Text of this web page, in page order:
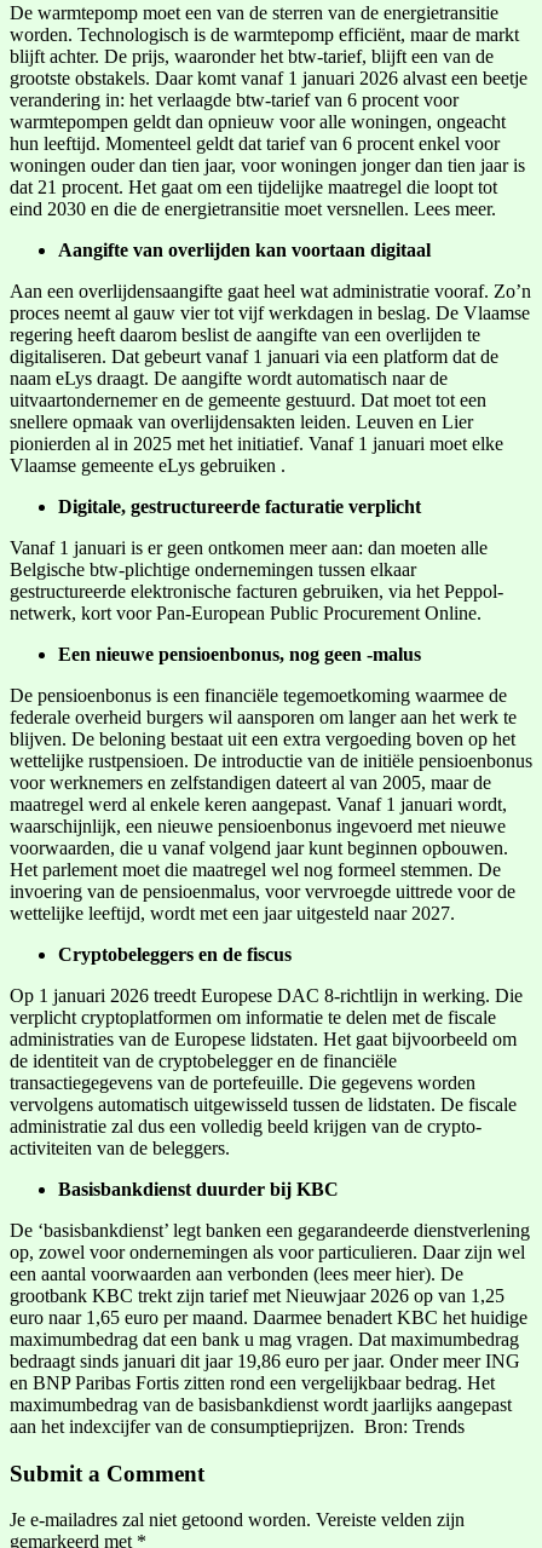
De warmtepomp moet een van de sterren van de energietransitie
worden. Technologisch is de warmtepomp efficiënt, maar de markt
blijft achter. De prijs, waaronder het btw-tarief, blijft een van de
grootste obstakels. Daar komt vanaf 1 januari 2026 alvast een beetje
verandering in: het verlaagde btw-tarief van 6 procent voor
warmtepompen geldt dan opnieuw voor alle woningen, ongeacht
hun leeftijd. Momenteel geldt dat tarief van 6 procent enkel voor
woningen ouder dan tien jaar, voor woningen jonger dan tien jaar is
dat 21 procent. Het gaat om een tijdelijke maatregel die loopt tot
eind 2030 en die de energietransitie moet versnellen. Lees meer.
Aangifte van overlijden kan voortaan digitaal
Aan een overlijdensaangifte gaat heel wat administratie vooraf. Zo’n
proces neemt al gauw vier tot vijf werkdagen in beslag. De Vlaamse
regering heeft daarom beslist de aangifte van een overlijden te
digitaliseren. Dat gebeurt vanaf 1 januari via een platform dat de
naam eLys draagt. De aangifte wordt automatisch naar de
uitvaartondernemer en de gemeente gestuurd. Dat moet tot een
snellere opmaak van overlijdensakten leiden. Leuven en Lier
pionierden al in 2025 met het initiatief. Vanaf 1 januari moet elke
Vlaamse gemeente eLys gebruiken .
Digitale, gestructureerde facturatie verplicht
Vanaf 1 januari is er geen ontkomen meer aan: dan moeten alle
Belgische btw-plichtige ondernemingen tussen elkaar
gestructureerde elektronische facturen gebruiken, via het Peppol-
netwerk, kort voor Pan-European Public Procurement Online.
Een nieuwe pensioenbonus, nog geen -malus
De pensioenbonus is een financiële tegemoetkoming waarmee de
federale overheid burgers wil aansporen om langer aan het werk te
blijven. De beloning bestaat uit een extra vergoeding boven op het
wettelijke rustpensioen. De introductie van de initiële pensioenbonus
voor werknemers en zelfstandigen dateert al van 2005, maar de
maatregel werd al enkele keren aangepast. Vanaf 1 januari wordt,
waarschijnlijk, een nieuwe pensioenbonus ingevoerd met nieuwe
voorwaarden, die u vanaf volgend jaar kunt beginnen opbouwen.
Het parlement moet die maatregel wel nog formeel stemmen. De
invoering van de pensioenmalus, voor vervroegde uittrede voor de
wettelijke leeftijd, wordt met een jaar uitgesteld naar 2027.
Cryptobeleggers en de fiscus
Op 1 januari 2026 treedt Europese DAC 8-richtlijn in werking. Die
verplicht cryptoplatformen om informatie te delen met de fiscale
administraties van de Europese lidstaten. Het gaat bijvoorbeeld om
de identiteit van de cryptobelegger en de financiële
transactiegegevens van de portefeuille. Die gegevens worden
vervolgens automatisch uitgewisseld tussen de lidstaten. De fiscale
administratie zal dus een volledig beeld krijgen van de crypto-
activiteiten van de beleggers.
Basisbankdienst duurder bij KBC
De ‘basisbankdienst’ legt banken een gegarandeerde dienstverlening
op, zowel voor ondernemingen als voor particulieren. Daar zijn wel
een aantal voorwaarden aan verbonden (lees meer hier). De
grootbank KBC trekt zijn tarief met Nieuwjaar 2026 op van 1,25
euro naar 1,65 euro per maand. Daarmee benadert KBC het huidige
maximumbedrag dat een bank u mag vragen. Dat maximumbedrag
bedraagt sinds januari dit jaar 19,86 euro per jaar. Onder meer ING
en BNP Paribas Fortis zitten rond een vergelijkbaar bedrag. Het
maximumbedrag van de basisbankdienst wordt jaarlijks aangepast
aan het indexcijfer van de consumptieprijzen. Bron: Trends
Submit a Comment
Je e-mailadres zal niet getoond worden. Vereiste velden zijn
gemarkeerd met *